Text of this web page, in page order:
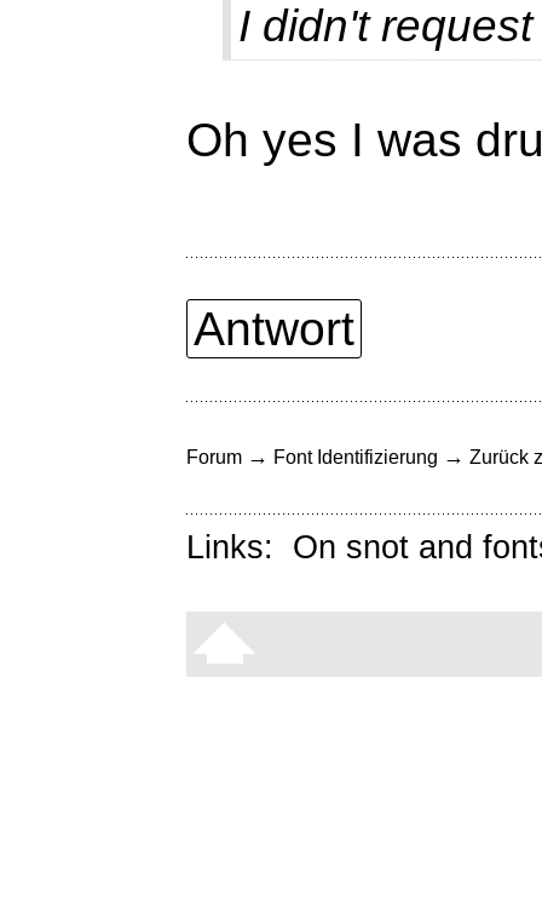
I didn't
Oh yes I was
Antwort
Forum → Font Identifizierung → Zurück
Links: On snot and